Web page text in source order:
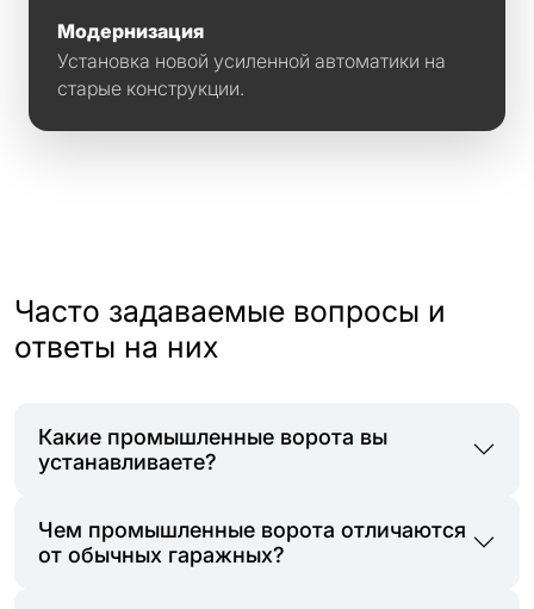
Модернизация
Установка новой усиленной автоматики на
старые конструкции.
Часто задаваемые вопросы и
ответы на них
Какие промышленные ворота вы
устанавливаете?
Чем промышленные ворота отличаются
от обычных гаражных?